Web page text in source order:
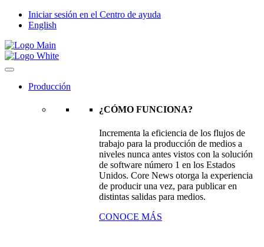
Iniciar sesión en el Centro de ayuda
English
Producción
¿CÓMO FUNCIONA?
Incrementa la eficiencia de los flujos de
trabajo para la producción de medios a
niveles nunca antes vistos con la solución
de software número 1 en los Estados
Unidos. Core News otorga la experiencia
de producir una vez, para publicar en
distintas salidas para medios.
CONOCE MÁS